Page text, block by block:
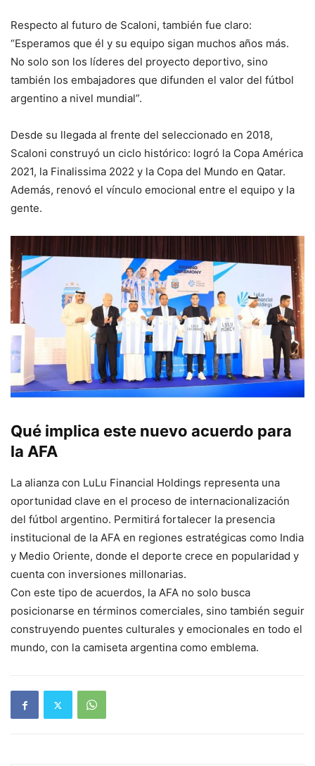
Respecto al futuro de Scaloni, también fue claro:
“Esperamos que él y su equipo sigan muchos años más.
No solo son los líderes del proyecto deportivo, sino
también los embajadores que difunden el valor del fútbol
argentino a nivel mundial”.
Desde su llegada al frente del seleccionado en 2018,
Scaloni construyó un ciclo histórico: logró la Copa América
2021, la Finalissima 2022 y la Copa del Mundo en Qatar.
Además, renovó el vínculo emocional entre el equipo y la
gente.
Qué implica este nuevo acuerdo para
la AFA
La alianza con LuLu Financial Holdings representa una
oportunidad clave en el proceso de internacionalización
del fútbol argentino. Permitirá fortalecer la presencia
institucional de la AFA en regiones estratégicas como India
y Medio Oriente, donde el deporte crece en popularidad y
cuenta con inversiones millonarias.
Con este tipo de acuerdos, la AFA no solo busca
posicionarse en términos comerciales, sino también seguir
construyendo puentes culturales y emocionales en todo el
mundo, con la camiseta argentina como emblema.